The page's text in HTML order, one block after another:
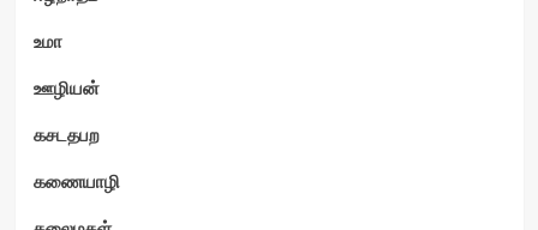
உமா
ஊழியன்
கசடதபற
கணையாழி